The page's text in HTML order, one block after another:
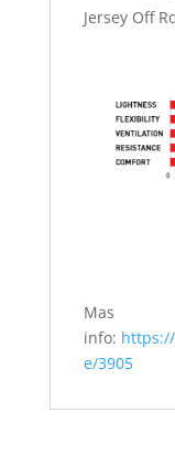
Jersey Off
Mas
info:
e/3905